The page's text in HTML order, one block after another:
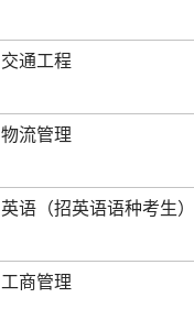
交通工程
物流管理
英语（招英语语种考生）
工商管理